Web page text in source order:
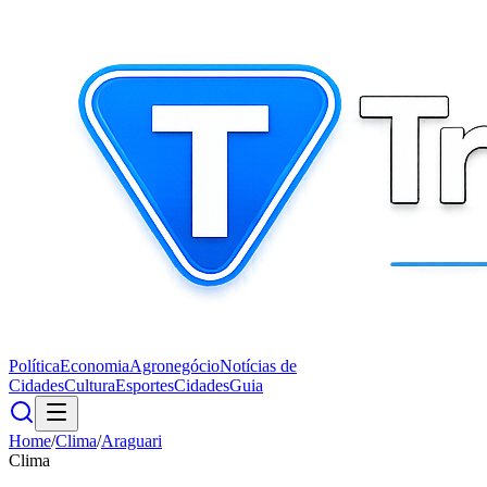
PolíticaEconomiaAgronegócioNotícias de
CidadesCulturaEsportesCidadesGuia
Home/Clima/Araguari
Clima